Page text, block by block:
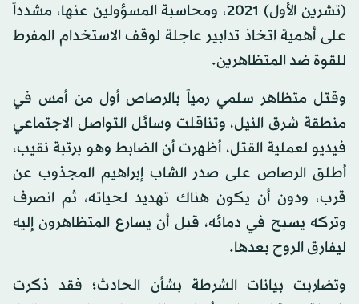
(تشرين الأول) 2021، ومحاسبة المسؤولين عنها، مشدداً
على أهمية اتخاذ تدابير عاجلة لوقف الاستخدام المفرط
للقوة ضد المتظاهرين.
وقتل متظاهر سلمي رمياً بالرصاص أول من أمس في
منطقة شرق النيل، وتناقلت وسائل التواصل الاجتماعي
فيديو لعملية القتل، أظهرت أن الضابط وهو برتبة نقيب،
أطلق الرصاص على صدر الشاب إبراهيم المجذوب عن
قرب، ودون أن يكون هناك تهديد لحياته، ثم انصرف
وتركه يسبح في دمائه، قبل أن يسارع المتظاهرون إليه
ليفارق الروح بعدها.
وتضاربت بيانات الشرطة بشأن الحادث؛ فقد ذكرت